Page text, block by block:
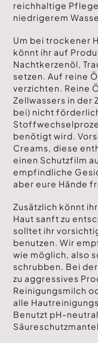
reichhaltige
niedrigerem
Um bei trockener
könnt ihr auf
Nachtkerzenöl,
setzen. Auf reine
verzichten. Reine
Zellwassers in der
bei) nicht
benötigt wird.
Creams, diese
einen Schutzfilm
empfindliche
aber eure Hände
Zusätzlich könnt
Haut sanft zu
solltet ihr
benutzen. Wir
wie möglich, also
schrubben. Bei
zu aggressives
Reinigungsmilch
alle
Benutzt pH-